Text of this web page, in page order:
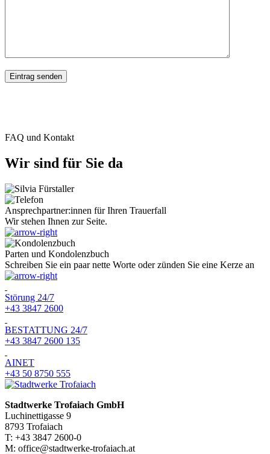
FAQ und Kontakt
Wir sind für Sie da
Ansprechpartner:innen für Ihren Trauerfall
Wir stehen Ihnen zur Seite.
Parten und Kondolenzbuch
Schreiben Sie ein paar nette Worte oder zünden Sie eine Kerze an
Störung 24/7
+43 3847 2600
BESTATTUNG 24/7
+43 3847 2600 135
AINET
+43 50 8750 555
Stadtwerke Trofaiach GmbH
Luchinettigasse 9
8793 Trofaiach
T: +43 3847 2600-0
M: office@stadtwerke-trofaiach.at